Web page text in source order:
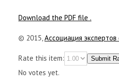
Download the PDF file .
© 2015,Ассоциация
Rate this item: Submit
No votes yet.